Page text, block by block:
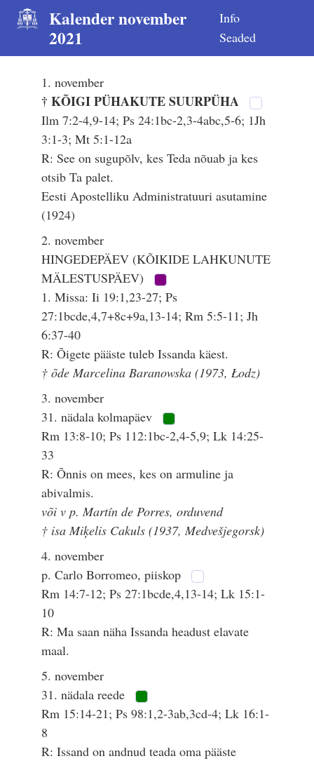
Kalender november
2021
Info
Seaded
1. november
† KÕIGI PÜHAKUTE SUURPÜHA
Ilm 7:2-4,9-14; Ps 24:1bc-2,3-4abc,5-6; 1Jh
3:1-3; Mt 5:1-12a
R: See on sugupõlv, kes Teda nõuab ja kes
otsib Ta palet.
Eesti Apostelliku Administratuuri asutamine
(1924)
2. november
HINGEDEPÄEV (KÕIKIDE LAHKUNUTE
MÄLESTUSPÄEV)
1. Missa: Ii 19:1,23-27; Ps
27:1bcde,4,7+8c+9a,13-14; Rm 5:5-11; Jh
6:37-40
R: Õigete pääste tuleb Issanda käest.
† õde Marcelina Baranowska (1973, Łodz)
3. november
31. nädala kolmapäev
Rm 13:8-10; Ps 112:1bc-2,4-5,9; Lk 14:25-
33
R: Õnnis on mees, kes on armuline ja
abivalmis.
või v p. Martín de Porres, orduvend
† isa Miķelis Cakuls (1937, Medvešjegorsk)
4. november
p. Carlo Borromeo, piiskop
Rm 14:7-12; Ps 27:1bcde,4,13-14; Lk 15:1-
10
R: Ma saan näha Issanda headust elavate
maal.
5. november
31. nädala reede
Rm 15:14-21; Ps 98:1,2-3ab,3cd-4; Lk 16:1-
8
R: Issand on andnud teada oma pääste